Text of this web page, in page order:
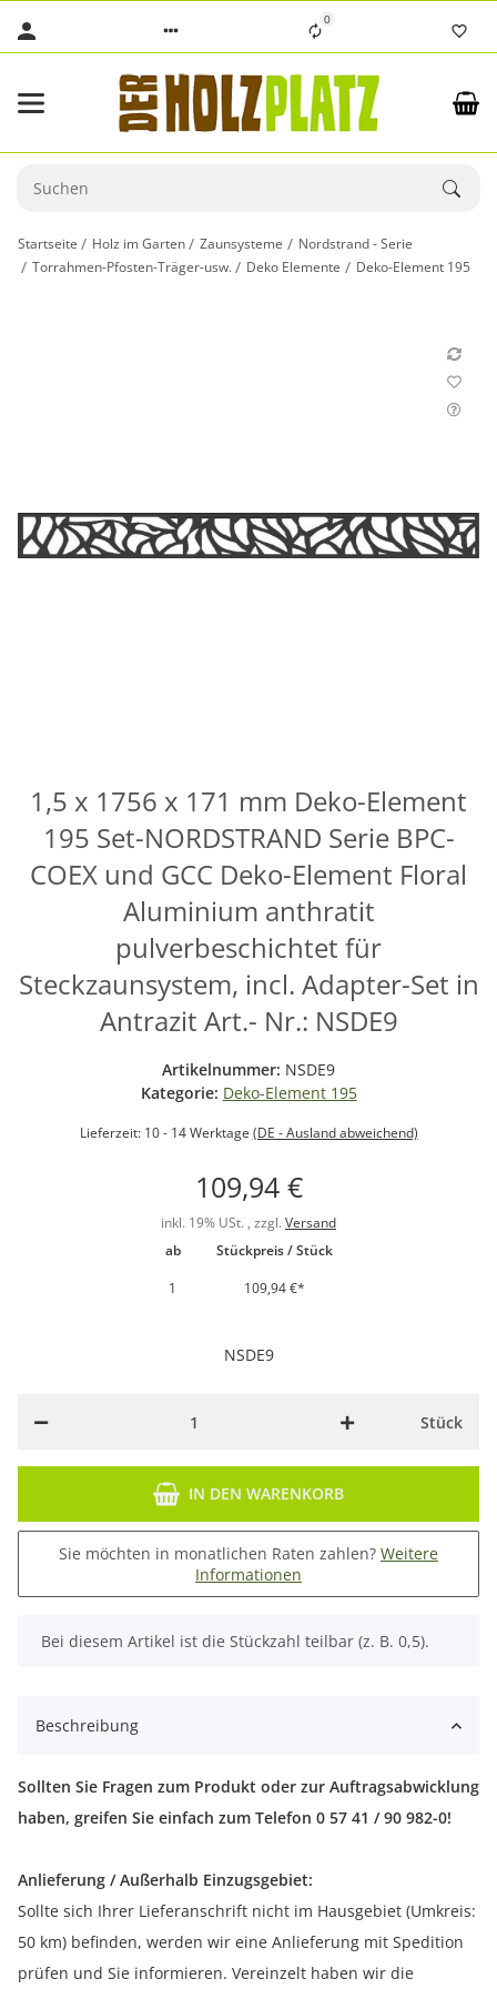
0
Startseite Holz im Garten Zaunsysteme
Nordstrand - Serie
Torrahmen-Pfosten-Träger-usw.
Deko Elemente Deko-Element 195
1,5 x 1756 x 171 mm Deko-Element
195 Set-NORDSTRAND Serie BPC-
COEX und GCC Deko-Element Floral
Aluminium anthratit
pulverbeschichtet für
Steckzaunsystem, incl. Adapter-Set in
Antrazit Art.- Nr.: NSDE9
Artikelnummer: NSDE9
Kategorie: Deko-Element 195
Lieferzeit: 10 - 14 Werktage (DE - Ausland abweichend)
109,94 €
inkl. 19% USt. , zzgl. Versand
ab
Stückpreis / Stück
1
109,94 €*
NSDE9
Stück
IN DEN WARENKORB
Sie möchten in monatlichen Raten zahlen? Weitere
Informationen
x
Bei diesem Artikel ist die Stückzahl teilbar (z. B. 0,5).
Beschreibung
Sollten Sie Fragen zum Produkt oder zur Auftragsabwicklung
haben, greifen Sie einfach zum Telefon 0 57 41 / 90 982-0!
Anlieferung / Außerhalb Einzugsgebiet:
Sollte sich Ihrer Lieferanschrift nicht im Hausgebiet (Umkreis:
50 km) befinden, werden wir eine Anlieferung mit Spedition
prüfen und Sie informieren. Vereinzelt haben wir die